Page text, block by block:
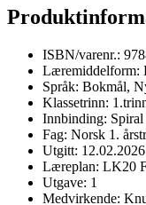
ISBN/varenr.:
Læremiddelform:
Språk: Bokmål,
Klassetrinn:
Innbinding: Spiral
Fag: Norsk 1.
Utgitt: 12.02.2026
Læreplan: LK20
Utgave: 1
Medvirkende: